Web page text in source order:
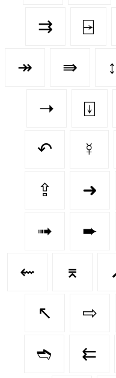
⇉ ⍈
↠ ⇛ ↕️
➝ ⍗
↶ ☿
⇪ ➜
➟ ➨
⇜ ⌆
↖️ ⇨
➬ ⇇